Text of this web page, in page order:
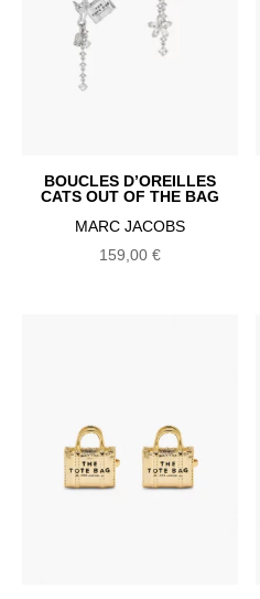
BOUCLES D’OREILLES
CATS OUT OF THE BAG
MARC JACOBS
159,00 €